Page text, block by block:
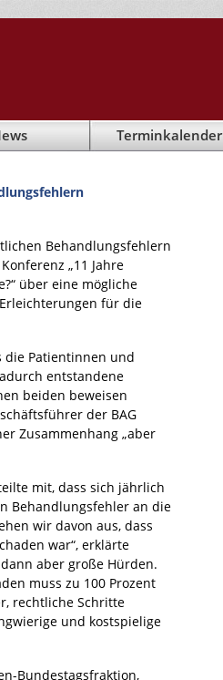
Terminkalender
Behandlungsfehlern
„11 Jahre
über eine mögliche
für die
die Patientinnen und
entstandene
beiden beweisen
der BAG
Zusammenhang „aber
mit, dass sich jährlich
Behandlungsfehler an die
wir davon aus, dass
war“, erklärte
aber große Hürden.
muss zu 100 Prozent
rechtliche Schritte
und kostspielige
Bundestagsfraktion,